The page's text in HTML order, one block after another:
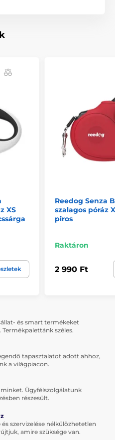
maximális felügyelet
autóról. Szükség
könnyedén megállíthatja
Az ergonomikus
a fékezőgomb, szó szerint
Mivel a gyors reakció
lehet váratlan
azt jelenti, hogy a
továbbá
miatt sem veszítheti el
nélkül sétáltathatja
alkalmazkodik a
Ön fogja jól érezni magát,
a sétáltatást.
XS
Reedog Senza
szalagos póráz
piros
Raktáron
2 990 Ft
és smart termékeket
széles.
tapasztalatot adott ahhoz,
a világpiacon.
Ügyfélszolgálatunk
részesült.
szervizelése nélkülözhetetlen
amire szüksége van.